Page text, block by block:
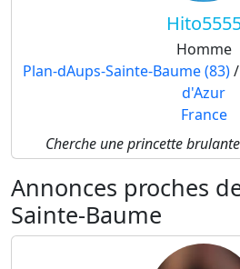
Homme
Plan-dAups-Sainte-Baume (83)/
d'Azur
France
Cherche une princette
Annonces proches
Sainte-Baume